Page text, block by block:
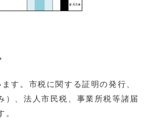
す。市税に関する証明の発行、
）、法人市民税、事業所税等諸届
。